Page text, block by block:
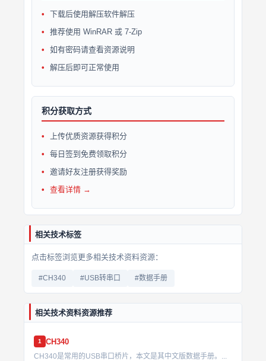
下载后使用解压软件解压
推荐使用 WinRAR 或 7-Zip
如有密码请查看资源说明
解压后即可正常使用
积分获取方式
上传优质资源获得积分
每日签到免费领取积分
邀请好友注册获得奖励
查看详情 →
相关技术标签
点击标签浏览更多相关技术资料资源：
#CH340 #USB转串口 #数据手册
相关技术资料资源推荐
1 CH340
CH340是常用的USB串口桥片，本文是其中文版数据手册。...